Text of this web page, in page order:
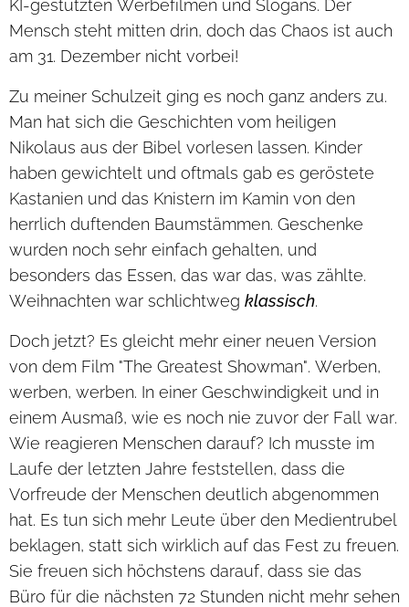
KI-gestützten Werbefilmen und Slogans. Der
Mensch steht mitten drin, doch das Chaos ist auch
am 31. Dezember nicht vorbei!
Zu meiner Schulzeit ging es noch ganz anders zu.
Man hat sich die Geschichten vom heiligen
Nikolaus aus der Bibel vorlesen lassen. Kinder
haben gewichtelt und oftmals gab es geröstete
Kastanien und das Knistern im Kamin von den
herrlich duftenden Baumstämmen. Geschenke
wurden noch sehr einfach gehalten, und
besonders das Essen, das war das, was zählte.
Weihnachten war schlichtweg klassisch.
Doch jetzt? Es gleicht mehr einer neuen Version
von dem Film "The Greatest Showman". Werben,
werben, werben. In einer Geschwindigkeit und in
einem Ausmaß, wie es noch nie zuvor der Fall war.
Wie reagieren Menschen darauf? Ich musste im
Laufe der letzten Jahre feststellen, dass die
Vorfreude der Menschen deutlich abgenommen
hat. Es tun sich mehr Leute über den Medientrubel
beklagen, statt sich wirklich auf das Fest zu freuen.
Sie freuen sich höchstens darauf, dass sie das
Büro für die nächsten 72 Stunden nicht mehr sehen